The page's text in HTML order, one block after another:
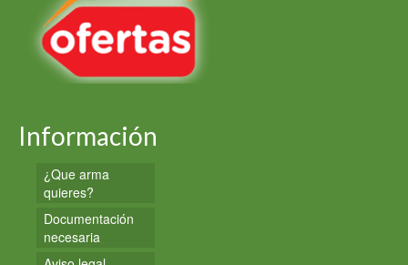
Información
¿Que arma
quieres?
Documentación
necesaria